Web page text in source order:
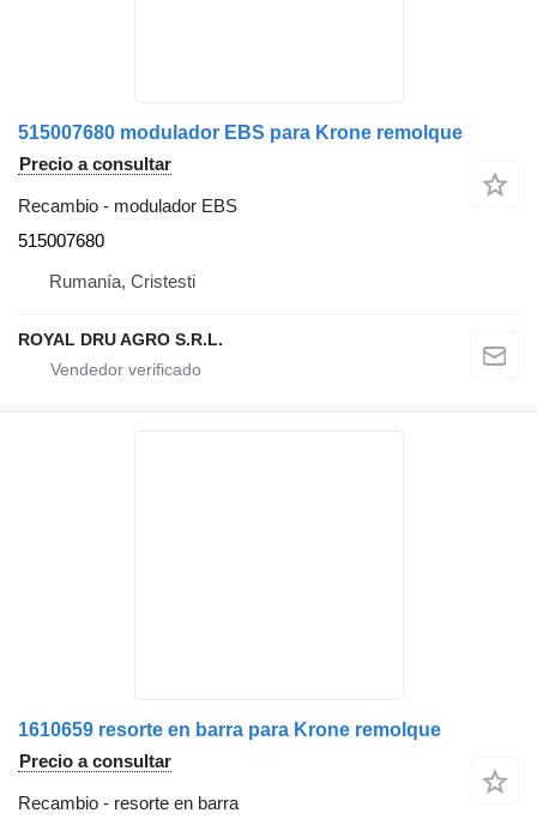
515007680 modulador EBS para Krone remolque
Precio a consultar
Recambio - modulador EBS
515007680
Rumanía, Cristesti
ROYAL DRU AGRO S.R.L.
1610659 resorte en barra para Krone remolque
Precio a consultar
Recambio - resorte en barra